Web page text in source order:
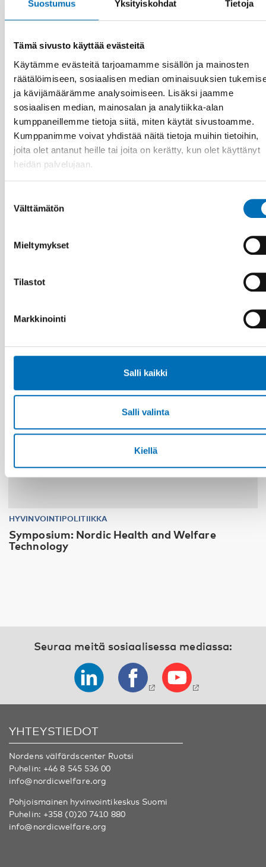
Suostumus Yksityiskohdat Tietoja
Tämä sivusto käyttää evästeitä
Käytämme evästeitä tarjoamamme sisällön ja mainosten
räätälöimiseen, sosiaalisen median ominaisuuksien
ja kävijämäärämme analysoimiseen. Lisäksi jaamme
sosiaalisen median, mainosalan ja analytiikka-alan
kumppaneillemme tietoja siitä, miten käytät sivustoamme.
Kumppanimme voivat yhdistää näitä tietoja muihin tietoihin,
joita olet antanut heille tai joita on kerätty, kun olet käyttänyt
heidän palvelujaan.
valinta
Välttämätön
Mieltymykset
Tilastot
Markkinointi
Salli kaikki
Salli valinta
Kiellä
4 elo 2026
HYVINVOINTIPOLITIIKKA
Symposium: Nordic Health and Welfare
Technology
Seuraa meitä sosiaalisessa mediassa:
YHTEYSTIEDOT
Nordens välfärdscenter Ruotsi
Puhelin: +46 8 545 536 00
info@nordicwelfare.org
Pohjoismainen hyvinvointikeskus Suomi
Puhelin: +358 (0)20 7410 880
info@nordicwelfare.org